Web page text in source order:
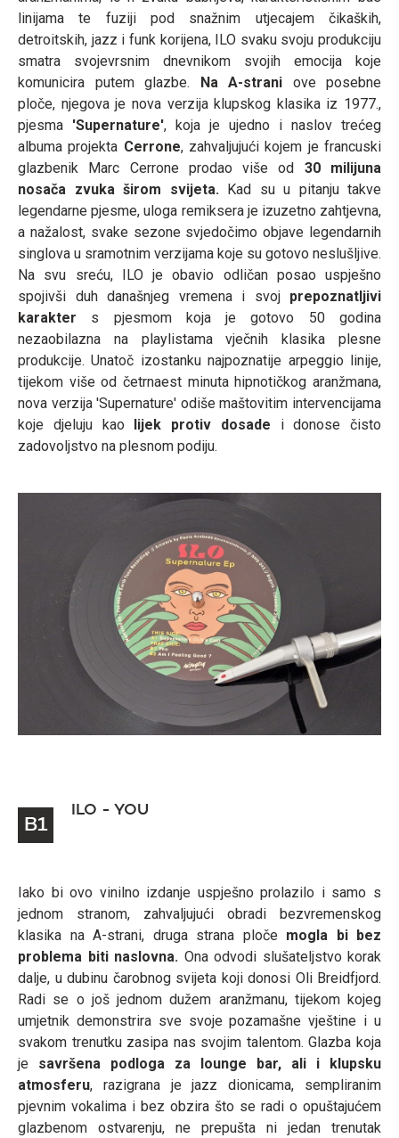
linijama te fuziji pod snažnim utjecajem čikaških,
detroitskih, jazz i funk korijena, ILO svaku svoju produkciju
smatra svojevrsnim dnevnikom svojih emocija koje
komunicira putem glazbe. Na A-strani ove posebne
ploče, njegova je nova verzija klupskog klasika iz 1977.,
pjesma 'Supernature', koja je ujedno i naslov trećeg
albuma projekta Cerrone, zahvaljujući kojem je francuski
glazbenik Marc Cerrone prodao više od 30 milijuna
nosača zvuka širom svijeta.Kad su u pitanju takve
legendarne pjesme, uloga remiksera je izuzetno zahtjevna,
a nažalost, svake sezone svjedočimo objave legendarnih
singlova u sramotnim verzijama koje su gotovo neslušljive.
Na svu sreću, ILO je obavio odličan posao uspješno
spojivši duh današnjeg vremena i svojprepoznatljivi
karakter s pjesmom koja je gotovo 50 godina
nezaobilazna na playlistama vječnih klasika plesne
produkcije. Unatoč izostanku najpoznatije arpeggio linije,
tijekom više od četrnaest minuta hipnotičkog aranžmana,
nova verzija 'Supernature' odiše maštovitim intervencijama
koje djeluju kao lijek protiv dosade i donose čisto
zadovoljstvo na plesnom podiju.
B1
ILO - YOU
Iako bi ovo vinilno izdanje uspješno prolazilo i samo s
jednom stranom, zahvaljujući obradi bezvremenskog
klasika na A-strani, druga strana ploče mogla bi bez
problema biti naslovna. Ona odvodi slušateljstvo korak
dalje, u dubinu čarobnog svijeta koji donosi Oli Breidfjord.
Radi se o još jednom dužem aranžmanu, tijekom kojeg
umjetnik demonstrira sve svoje pozamašne vještine i u
svakom trenutku zasipa nas svojim talentom. Glazba koja
je savršena podloga za lounge bar, ali i klupsku
atmosferu, razigrana je jazz dionicama, sempliranim
pjevnim vokalima i bez obzira što se radi o opuštajućem
glazbenom ostvarenju, ne prepušta ni jedan trenutak